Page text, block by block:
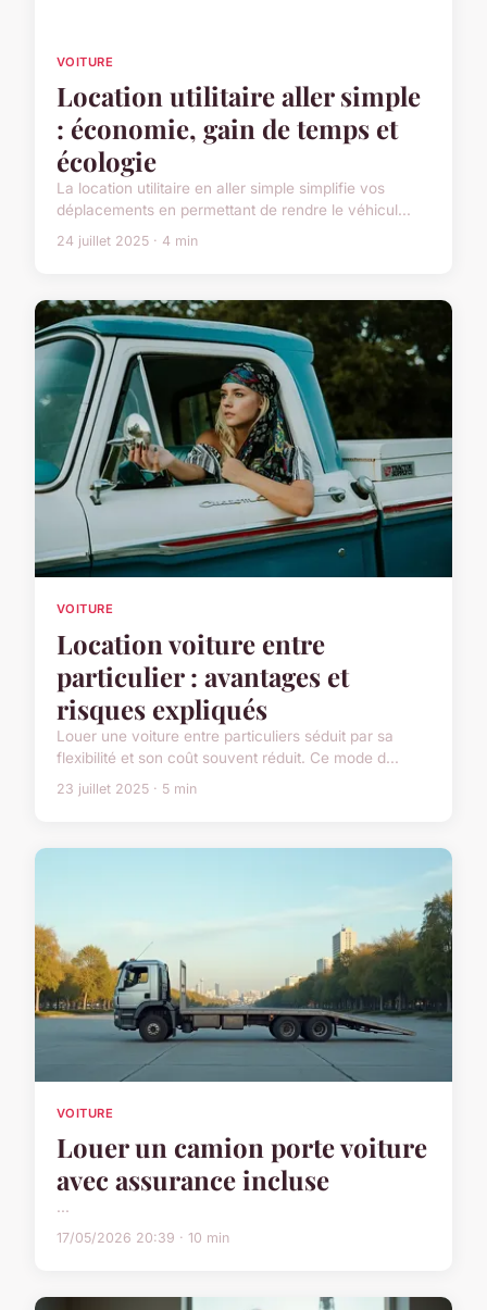
VOITURE
Location utilitaire aller simple
: économie, gain de temps et
écologie
La location utilitaire en aller simple simplifie vos
déplacements en permettant de rendre le véhicul...
24 juillet 2025 · 4 min
VOITURE
Location voiture entre
particulier : avantages et
risques expliqués
Louer une voiture entre particuliers séduit par sa
flexibilité et son coût souvent réduit. Ce mode d...
23 juillet 2025 · 5 min
VOITURE
Louer un camion porte voiture
avec assurance incluse
...
17/05/2026 20:39 · 10 min